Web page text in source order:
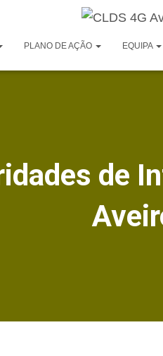
PLANO DE AÇÃO EQUIPA
de